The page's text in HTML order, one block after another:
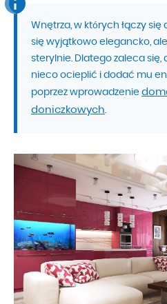
Wnętrza, w których łączy
się wyjątkowo elegancko,
sterylnie. Dlatego zaleca się,
nieco ocieplić i dodać mu
poprzez wprowadzenie
doniczkowych.